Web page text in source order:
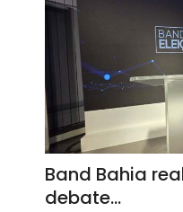
Band Bahia
debate…